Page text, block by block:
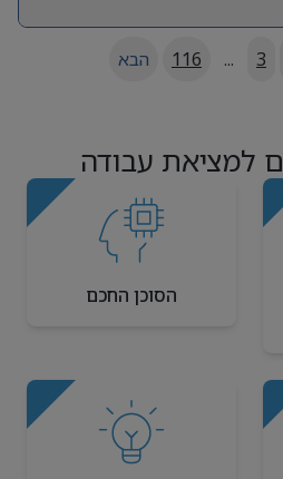
3
...
116 הבא
למציאת עבודה
הסוכן החכם